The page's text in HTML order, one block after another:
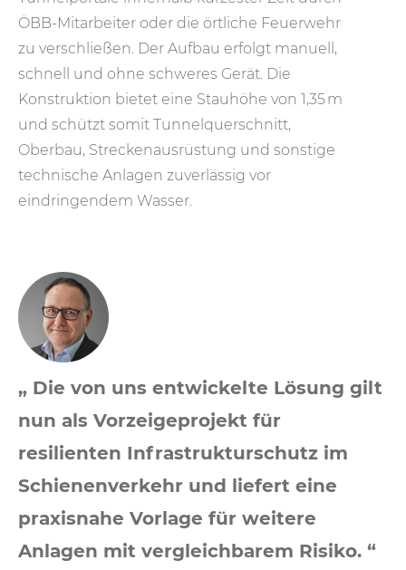
ÖBB-Mitarbeiter oder die örtliche Feuerwehr
zu verschließen. Der Aufbau erfolgt manuell,
schnell und ohne schweres Gerät. Die
Konstruktion bietet eine Stauhöhe von 1,35 m
und schützt somit Tunnelquerschnitt,
Oberbau, Streckenausrüstung und sonstige
technische Anlagen zuverlässig vor
eindringendem Wasser.
„ Die von uns entwickelte Lösung gilt
nun als Vorzeigeprojekt für
resilienten Infrastrukturschutz im
Schienenverkehr und liefert eine
praxisnahe Vorlage für weitere
Anlagen mit vergleichbarem Risiko. “